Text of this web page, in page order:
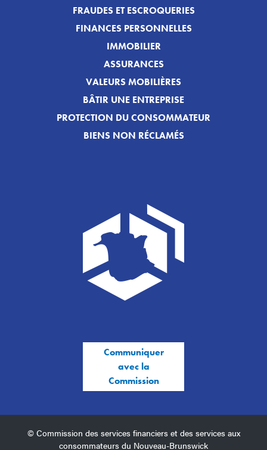
FRAUDES ET ESCROQUERIES
FINANCES PERSONNELLES
IMMOBILIER
ASSURANCES
VALEURS MOBILIÈRES
BÂTIR UNE ENTREPRISE
PROTECTION DU CONSOMMATEUR
BIENS NON RÉCLAMÉS
Communiquer
avec la
Commission
© Commission des services financiers et des services aux
consommateurs du Nouveau-Brunswick